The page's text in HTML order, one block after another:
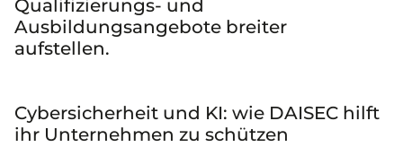
Qualifizierungs- und
Ausbildungsangebote breiter
aufstellen.
Cybersicherheit und KI: wie DAISEC hilft
ihr Unternehmen zu schützen